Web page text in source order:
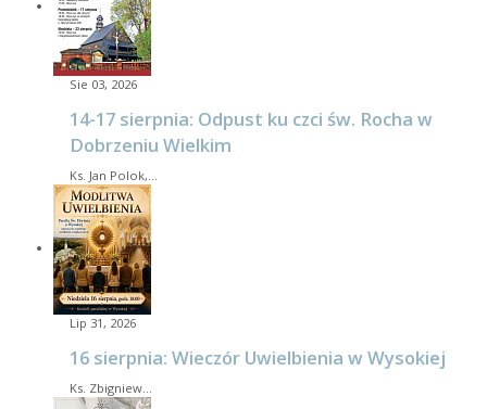
Sie 03, 2026
14-17 sierpnia: Odpust ku czci św. Rocha w
Dobrzeniu Wielkim
Ks. Jan Polok,…
Lip 31, 2026
16 sierpnia: Wieczór Uwielbienia w Wysokiej
Ks. Zbigniew…